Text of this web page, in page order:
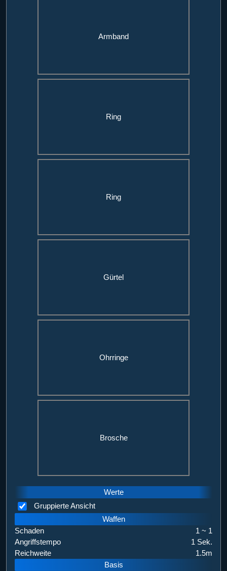
Armband
Ring
Ring
Gürtel
Ohrringe
Brosche
Werte
Gruppierte Ansicht
Waffen
Schaden
1 ~ 1
Angriffstempo
1 Sek.
Reichweite
1.5m
Basis